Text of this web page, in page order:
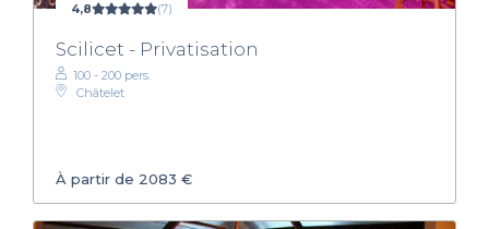
4,8 (7)
Scilicet - Privatisation
100 - 200 pers.
Châtelet
À partir de 2083 €